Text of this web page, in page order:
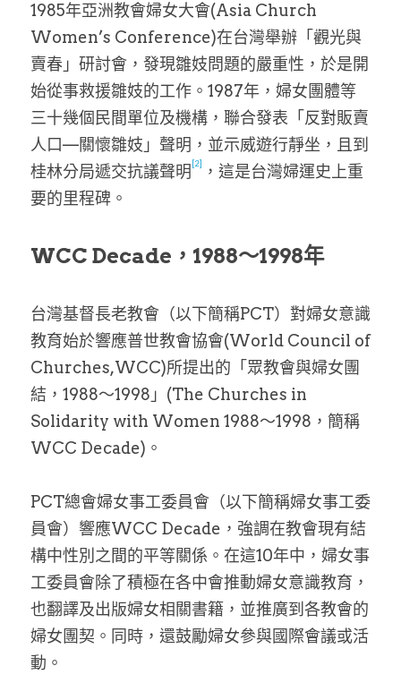
1985年亞洲教會婦女大會(Asia Church
Women’s Conference)在台灣舉辦「觀光與
賣春」研討會，發現雛妓問題的嚴重性，於是開
始從事救援雛妓的工作。1987年，婦女團體等
三十幾個民間單位及機構，聯合發表「反對販賣
人口—關懷雛妓」聲明，並示威遊行靜坐，且到
桂林分局遞交抗議聲明 [2]
，這是台灣婦運史上重
要的里程碑。
WCC Decade，1988～1998年
台灣基督長老教會（以下簡稱PCT）對婦女意識
教育始於響應普世教會協會(World Council of
Churches,WCC)所提出的「眾教會與婦女團
結，1988～1998」(The Churches in
Solidarity with Women 1988～1998，簡稱
WCC Decade)。
PCT總會婦女事工委員會（以下簡稱婦女事工委
員會）響應WCC Decade，強調在教會現有結
構中性別之間的平等關係。在這10年中，婦女事
工委員會除了積極在各中會推動婦女意識教育，
也翻譯及出版婦女相關書籍，並推廣到各教會的
婦女團契。同時，還鼓勵婦女參與國際會議或活
動。